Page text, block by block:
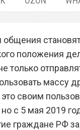
теперь
для
положения
массу
своим
с 5 мая 2019
граждане РФ